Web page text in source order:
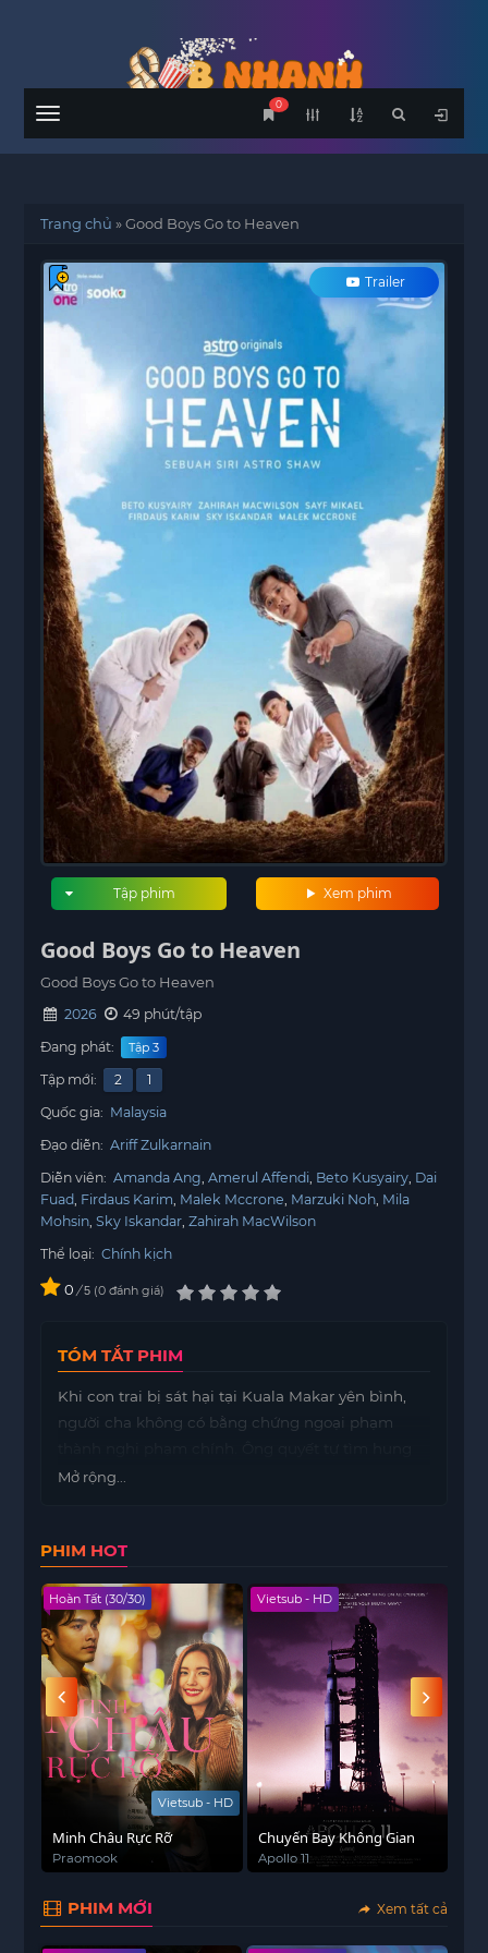
Menu
0
Trang chủ »Good Boys Go to Heaven
Trailer
Xem phim
Tập phim
Good Boys Go to Heaven
Good Boys Go to Heaven
2026
49 phút/tập
Đang phát:
Tập 3
Tập mới: 2
1
Quốc gia: Malaysia
Đạo diễn: Ariff Zulkarnain
Diễn viên: Amanda Ang Amerul Affendi Beto Kusyairy Dai
Fuad Firdaus Karim Malek Mccrone Marzuki Noh Mila
Mohsin Sky Iskandar Zahirah MacWilson
Thể loại: Chính kịch
0 / 5 0 đánh giá
TÓM TẮT PHIM
Khi con trai bị sát hại tại Kuala Makar yên bình,
người cha không có bằng chứng ngoại phạm
thủ thật sự để minh oan.
Mở rộng...
PHIM HOT
Vietsub - HD
Hoàn Tất (30/30)
Minh Châu Rực Rỡ
Praomook
Vietsub - HD
Chuyến Bay Không Gian
Apollo 11
PHIM MỚI Xem tất cả